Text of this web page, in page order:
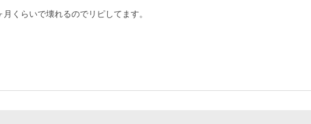
月くらいで壊れるのでリピしてます。